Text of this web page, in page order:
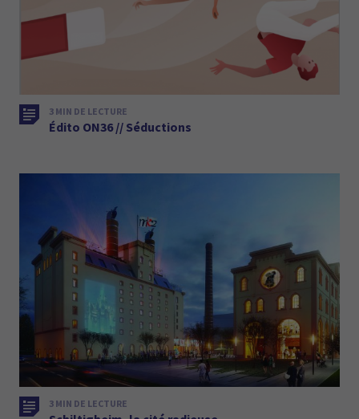
3 MIN DE LECTURE
Édito ON36 // Séductions
3 MIN DE LECTURE